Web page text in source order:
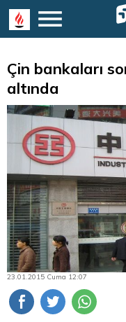
Çin bankaları
altında
23.01.2015 Cuma 12:07